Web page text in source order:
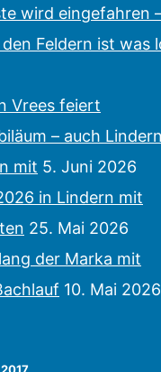
wird eingefahren
Feldern ist was
Vrees feiert
– auch
mit 5. Juni 2026
in Lindern mit
25. Mai 2026
der Marka mit
10. Mai 2026